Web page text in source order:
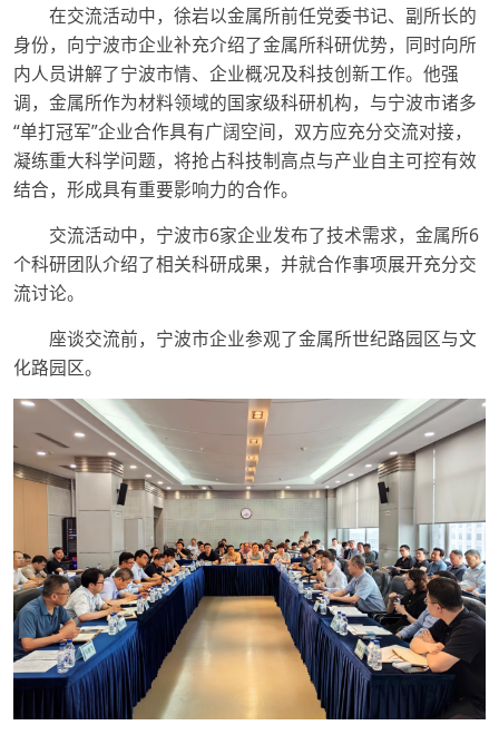
在交流活动中，徐岩以金属所前任党委书记、副所长的
身份，向宁波市企业补充介绍了金属所科研优势，同时向所
内人员讲解了宁波市情、企业概况及科技创新工作。他强
调，金属所作为材料领域的国家级科研机构，与宁波市诸多
“单打冠军”企业合作具有广阔空间，双方应充分交流对接，
凝练重大科学问题，将抢占科技制高点与产业自主可控有效
结合，形成具有重要影响力的合作。
交流活动中，宁波市6家企业发布了技术需求，金属所6
个科研团队介绍了相关科研成果，并就合作事项展开充分交
流讨论。
座谈交流前，宁波市企业参观了金属所世纪路园区与文
化路园区。